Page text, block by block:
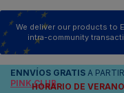
We deliver our products to
intra-community
ENNVÍOS GRATIS A
PINK CLUB
HORARIO DE